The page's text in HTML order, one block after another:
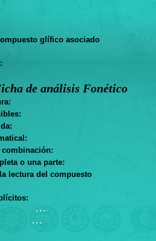
glífico asociado
de análisis Fonético
o una parte:
lectura del compuesto
. . .
. . .